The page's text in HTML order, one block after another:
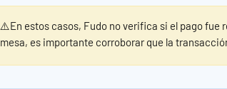
⚠️En estos casos, Fudo no verifica si el pago fue
mesa, es importante corroborar que la